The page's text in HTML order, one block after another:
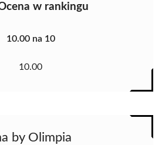
w rankingu
10.00 na 10
10.00
by Olimpia